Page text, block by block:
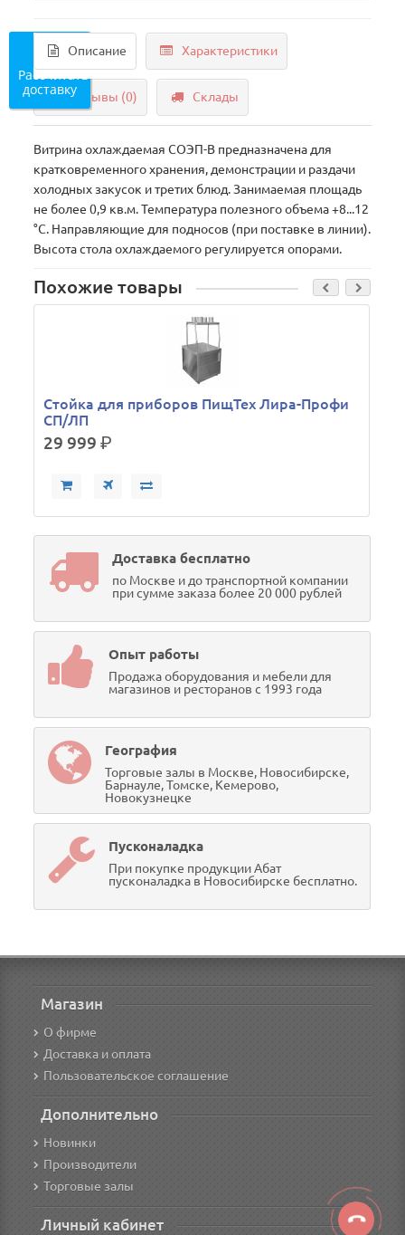
Описание Характеристики
Отзывы (0) Склады
Витрина охлаждаемая СОЭП-В предназначена для
кратковременного хранения, демонстрации и раздачи
холодных закусок и третих блюд. Занимаемая площадь
не более 0,9 кв.м. Температура полезного объема +8...12
°С. Направляющие для подносов (при поставке в линии).
Высота стола охлаждаемого регулируется опорами.
Похожие товары
Стойка для приборов ПищТех Лира-Профи
СП/ЛП
29 999р.
Доставка бесплатно
по Москве и до транспортной компании
при сумме заказа более 20 000 рублей
Опыт работы
Продажа оборудования и мебели для
магазинов и ресторанов с 1993 года
География
Торговые залы в Москве, Новосибирске,
Барнауле, Томске, Кемерово,
Новокузнецке
Пусконаладка
При покупке продукции Абат
пусконаладка в Новосибирске бесплатно.
Магазин
О фирме
Доставка и оплата
Пользовательское соглашение
Дополнительно
Новинки
Производители
Торговые залы
Личный кабинет
Рассчитать
доставку